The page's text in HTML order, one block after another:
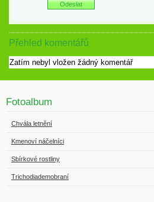
Přehled komentářů
Zatím nebyl vložen žádný komentář
Fotoalbum
Chvála letnění
Kmenoví náčelníci
Sbírkové rostliny
Trichodiademobraní